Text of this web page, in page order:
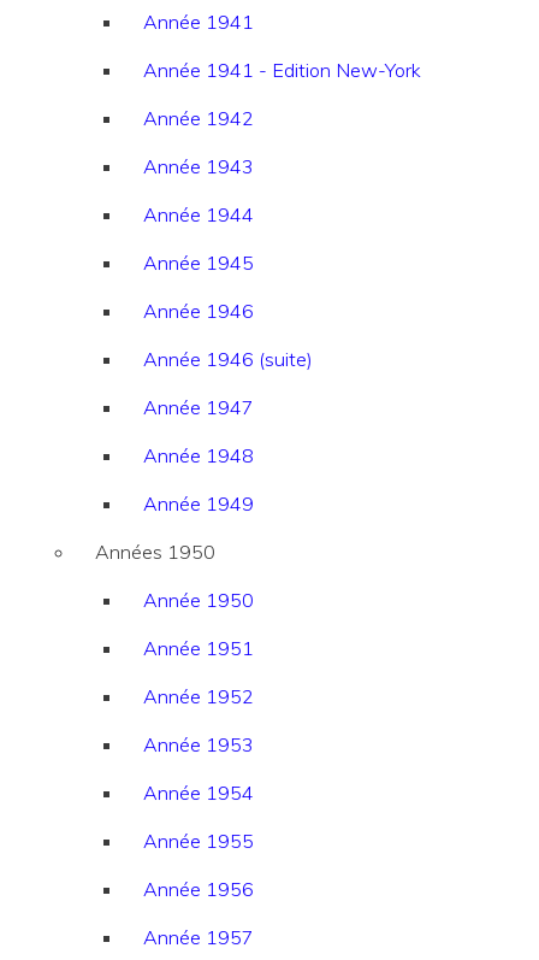
Année 1941
Année 1941 - Edition New-York
Année 1942
Année 1943
Année 1944
Année 1945
Année 1946
Année 1946 (suite)
Année 1947
Année 1948
Année 1949
Années 1950
Année 1950
Année 1951
Année 1952
Année 1953
Année 1954
Année 1955
Année 1956
Année 1957